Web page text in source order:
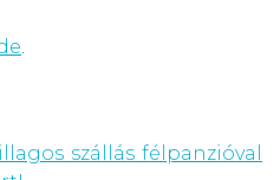
.
szállás félpanzióval